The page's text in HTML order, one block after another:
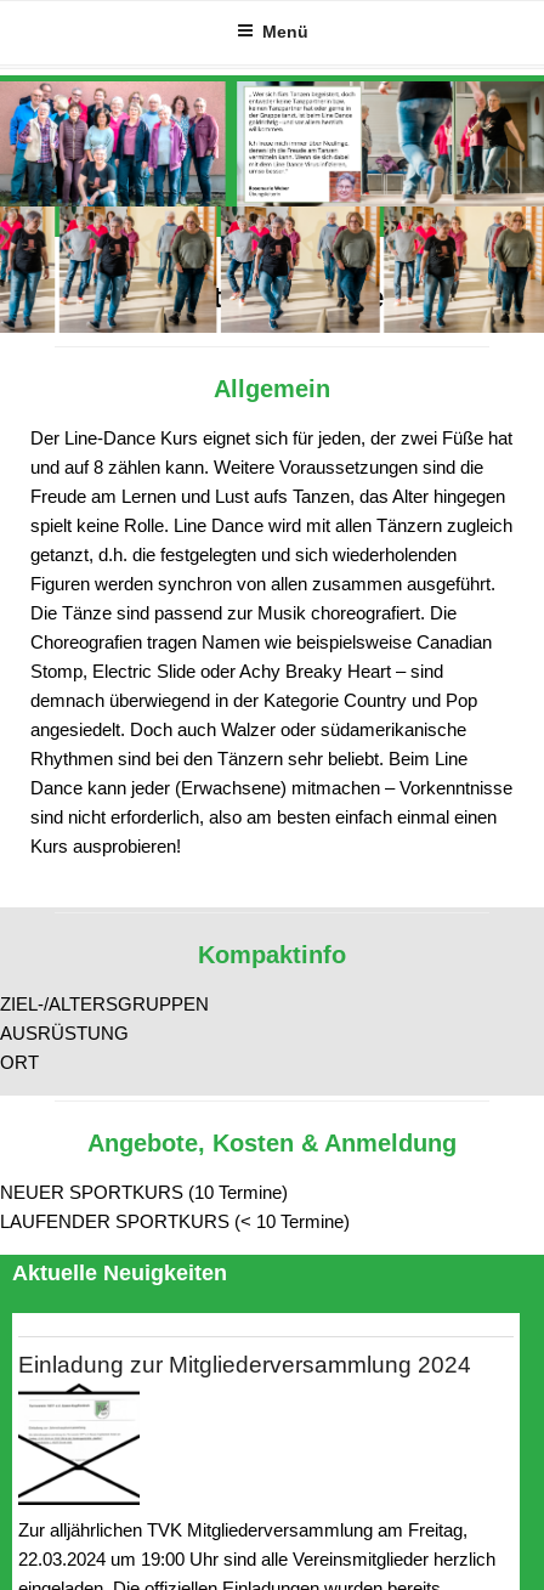
springen
Menü
Alles Wichtige auf einen Blick
Allgemein
Der Line-Dance Kurs eignet sich für jeden, der zwei Füße hat
und auf 8 zählen kann. Weitere Voraussetzungen sind die
Freude am Lernen und Lust aufs Tanzen, das Alter hingegen
spielt keine Rolle. Line Dance wird mit allen Tänzern zugleich
getanzt, d.h. die festgelegten und sich wiederholenden
Figuren werden synchron von allen zusammen ausgeführt.
Die Tänze sind passend zur Musik choreografiert. Die
Choreografien tragen Namen wie beispielsweise Canadian
Stomp, Electric Slide oder Achy Breaky Heart – sind
demnach überwiegend in der Kategorie Country und Pop
angesiedelt. Doch auch Walzer oder südamerikanische
Rhythmen sind bei den Tänzern sehr beliebt. Beim Line
Dance kann jeder (Erwachsene) mitmachen – Vorkenntnisse
sind nicht erforderlich, also am besten einfach einmal einen
Kurs ausprobieren!
Kompaktinfo
ZIEL-/ALTERSGRUPPEN
AUSRÜSTUNG
ORT
Angebote, Kosten & Anmeldung
NEUER SPORTKURS (10 Termine)
LAUFENDER SPORTKURS (< 10 Termine)
Aktuelle Neuigkeiten
Einladung zur Mitgliederversammlung 2024
Zur alljährlichen TVK Mitgliederversammlung am Freitag,
22.03.2024 um 19:00 Uhr sind alle Vereinsmitglieder herzlich